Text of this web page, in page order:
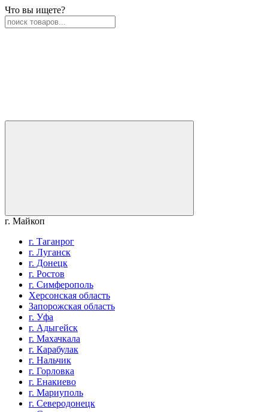
Что вы ищете?
г. Майкоп
г. Таганрог
г. Луганск
г. Донецк
г. Ростов
г. Симферополь
Херсонская область
Запорожская область
г. Уфа
г. Адыгейск
г. Махачкала
г. Карабулак
г. Нальчик
г. Горловка
г. Енакиево
г. Мариуполь
г. Северодонецк